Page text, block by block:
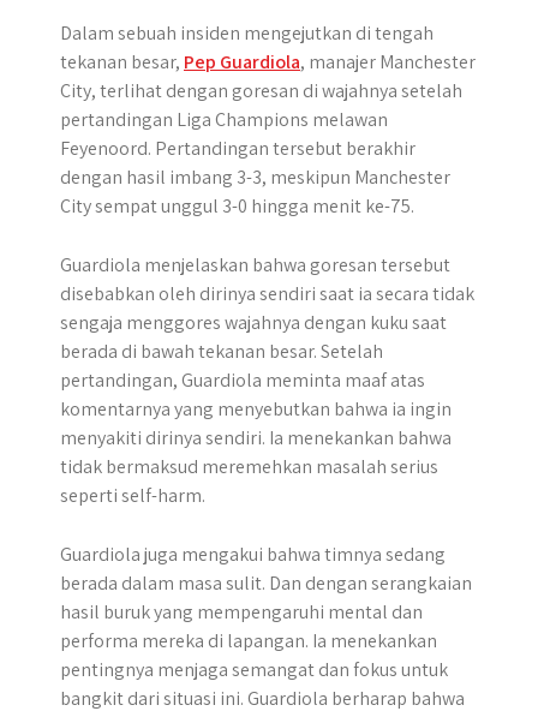
Dalam sebuah insiden mengejutkan di tengah
tekanan besar, Pep Guardiola, manajer Manchester
City, terlihat dengan goresan di wajahnya setelah
pertandingan Liga Champions melawan
Feyenoord. Pertandingan tersebut berakhir
dengan hasil imbang 3-3, meskipun Manchester
City sempat unggul 3-0 hingga menit ke-75.
Guardiola menjelaskan bahwa goresan tersebut
disebabkan oleh dirinya sendiri saat ia secara tidak
sengaja menggores wajahnya dengan kuku saat
berada di bawah tekanan besar. Setelah
pertandingan, Guardiola meminta maaf atas
komentarnya yang menyebutkan bahwa ia ingin
menyakiti dirinya sendiri. Ia menekankan bahwa
tidak bermaksud meremehkan masalah serius
seperti self-harm.
Guardiola juga mengakui bahwa timnya sedang
berada dalam masa sulit. Dan dengan serangkaian
hasil buruk yang mempengaruhi mental dan
performa mereka di lapangan. Ia menekankan
pentingnya menjaga semangat dan fokus untuk
bangkit dari situasi ini. Guardiola berharap bahwa